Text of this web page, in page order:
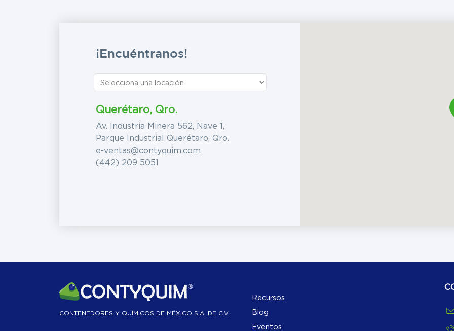
¡Encuéntranos!
Querétaro, Qro.
Av. Industria Minera 562, Nave 1,
Parque Industrial Querétaro, Qro.
e-ventas@contyquim.com
(442) 209 5051
CONTENEDORES Y QUÍMICOS DE MÉXICO S.A. DE C.V.
Recursos
Blog
Eventos